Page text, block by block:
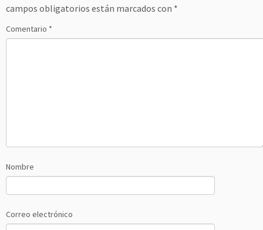
campos obligatorios están marcados con *
Comentario *
Nombre
Correo electrónico